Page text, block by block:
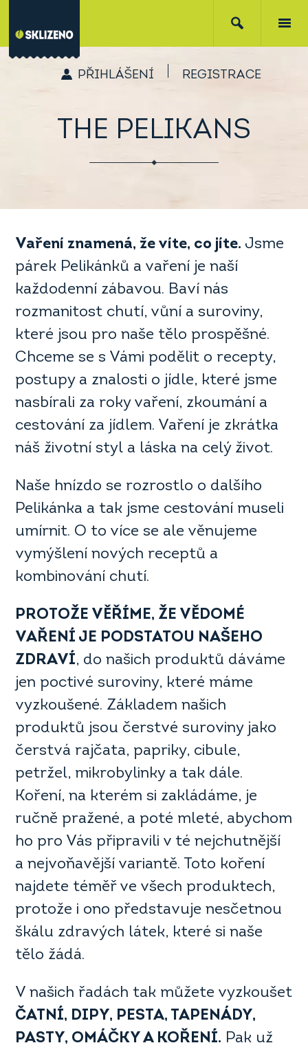
PŘIHLÁŠENÍ REGISTRACE
THE PELIKANS
Vaření znamená, že víte, co jíte. Jsme
párek Pelikánků a vaření je naší
každodenní zábavou. Baví nás
rozmanitost chutí, vůní a suroviny,
které jsou pro naše tělo prospěšné.
Chceme se s Vámi podělit o recepty,
postupy a znalosti o jídle, které jsme
nasbírali za roky vaření, zkoumání a
cestování za jídlem. Vaření je zkrátka
náš životní styl a láska na celý život.
Naše hnízdo se rozrostlo o dalšího
Pelikánka a tak jsme cestování museli
umírnit. O to více se ale věnujeme
vymýšlení nových receptů a
kombinování chutí.
PROTOŽE VĚŘÍME, ŽE VĚDOMÉ
VAŘENÍ JE PODSTATOU NAŠEHO
ZDRAVÍ, do našich produktů dáváme
jen poctivé suroviny, které máme
vyzkoušené. Základem našich
produktů jsou čerstvé suroviny jako
čerstvá rajčata, papriky, cibule,
petržel, mikrobylinky a tak dále.
Koření, na kterém si zakládáme, je
ručně pražené, a poté mleté, abychom
ho pro Vás připravili v té nejchutnější
a nejvoňavější variantě. Toto koření
najdete téměř ve všech produktech,
protože i ono představuje nesčetnou
škálu zdravých látek, které si naše
tělo žádá.
V našich řadách tak můžete vyzkoušet
ČATNÍ, DIPY, PESTA, TAPENÁDY,
PASTY, OMÁČKY A KOŘENÍ. Pak už